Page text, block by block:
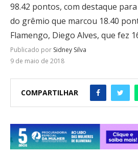
98.42 pontos, com destaque
do grêmio que marcou 18.40
Flamengo, Diego Alves, que fez
Publicado por Sidney Silva
9 de maio de 2018
COMPARTILHAR